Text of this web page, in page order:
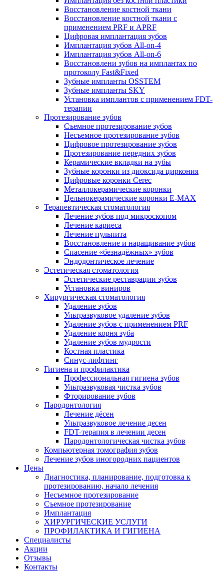
Восстановление костной ткани
Восстановление костной ткани с
применением PRF и APRF
Цифровая имплантация зубов
Имплантация зубов All-on-4
Имплантация зубов All-on-6
Восстановлени зубов на имплантах по
протоколу Fast&Fixed
Зубные импланты OSSTEM
Зубные импланты SKY
Установка имплантов с применением FDT-
терапии
Протезирование зубов
Съемное протезирование зубов
Несъемное протезирование зубов
Цифровое протезирование зубов
Протезирование передних зубов
Керамические вкладки на зубы
Зубные коронки из диоксида циркония
Цифровые коронки Cerec
Металлокерамические коронки
Цельнокерамические коронки E-MAX
Терапевтическая стоматология
Лечение зубов под микроскопом
Лечение кариеса
Лечение пульпита
Восстановление и наращивание зубов
Спасение «безнадёжных» зубов
Эндодонтическое лечение
Эстетическая стоматология
Эстетические реставрации зубов
Установка виниров
Хирургическая стоматология
Удаление зубов
Ультразвуковое удаление зубов
Удаление зубов с применением PRF
Удаление корня зуба
Удаление зубов мудрости
Костная пластика
Синус-лифтинг
Гигиена и профилактика
Профессиональная гигиена зубов
Ультразвуковая чистка зубов
Фторирование зубов
Пародонтология
Лечение дёсен
Ультразвуковое лечение десен
FDT-терапия в лечении десен
Пародонтологическая чистка зубов
Компьютерная томография зубов
Лечение зубов иногородних пациентов
Цены
Диагностика, планирование, подготовка к
протезированию, начало лечения
Несъемное протезирование
Съемное протезирование
Имплантация
ХИРУРГИЧЕСКИЕ УСЛУГИ
ПРОФИЛАКТИКА И ГИГИЕНА
Специалисты
Акции
Отзывы
Контакты